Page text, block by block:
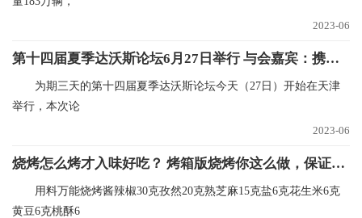
2023-06
第十四届夏季达沃斯论坛6月27日举行 与会嘉宾：携手合作才能实现互利共赢|全球速看
为期三天的第十四届夏季达沃斯论坛今天（27日）开始在天津
举行，本次论
2023-06
烧烤怎么烤才入味好吃？ 烤箱版烧烤你这么做，保证你吃一次想十次 世界快播报
用料万能烧烤酱辣椒30克孜然20克熟芝麻15克盐6克花生米6克
黄豆6克桃酥6